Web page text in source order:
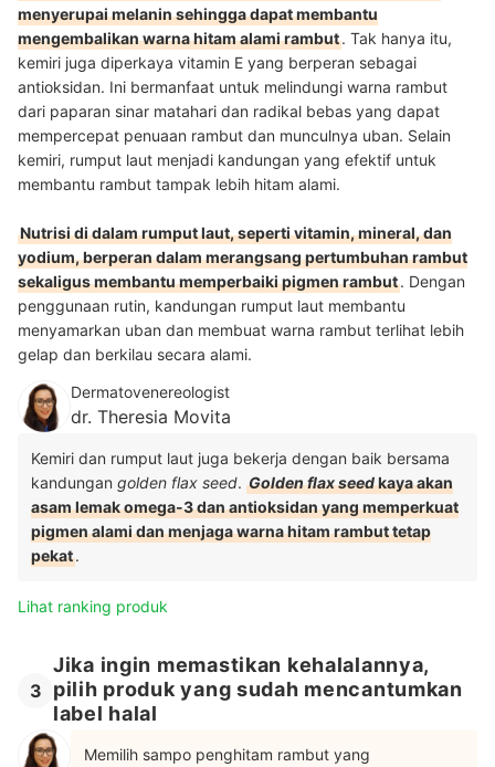
menyerupai melanin sehingga dapat membantu
mengembalikan warna hitam alami rambut. Tak hanya itu,
kemiri juga diperkaya vitamin E yang berperan sebagai
antioksidan. Ini bermanfaat untuk melindungi warna rambut
dari paparan sinar matahari dan radikal bebas yang dapat
mempercepat penuaan rambut dan munculnya uban. Selain
kemiri, rumput laut menjadi kandungan yang efektif untuk
membantu rambut tampak lebih hitam alami.
Nutrisi di dalam rumput laut, seperti vitamin, mineral, dan
yodium, berperan dalam merangsang pertumbuhan rambut
sekaligus membantu memperbaiki pigmen rambut. Dengan
penggunaan rutin, kandungan rumput laut membantu
menyamarkan uban dan membuat warna rambut terlihat lebih
gelap dan berkilau secara alami.
Dermatovenereologist
dr. Theresia Movita
Kemiri dan rumput laut juga bekerja dengan baik bersama
kandungan golden flax seed. Golden flax seedkaya akan
asam lemak omega-3 dan antioksidan yang memperkuat
pigmen alami dan menjaga warna hitam rambut tetap
pekat.
Lihat ranking produk
3
Jika ingin memastikan kehalalannya,
pilih produk yang sudah mencantumkan
label halal
Memilih sampo penghitam rambut yang